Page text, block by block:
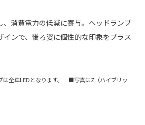
、消費電力の低減に寄与。ヘッドランプ
インで、後ろ姿に個性的な印象をプラス
は全車LEDとなります。 ■写真はZ（ハイブリッ